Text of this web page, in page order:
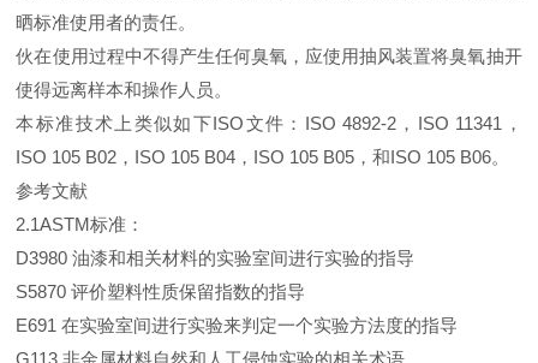
晒标准使用者的责任。
伙在使用过程中不得产生任何臭氧，应使用抽风装置将臭氧抽开
使得远离样本和操作人员。
本标准技术上类似如下ISO文件：ISO 4892-2，ISO 11341，
ISO 105 B02，ISO 105 B04，ISO 105 B05，和ISO 105 B06。
参考文献
2.1ASTM标准：
D3980 油漆和相关材料的实验室间进行实验的指导
S5870 评价塑料性质保留指数的指导
E691 在实验室间进行实验来判定一个实验方法度的指导
G113 非金属材料自然和人工侵蚀实验的相关术语